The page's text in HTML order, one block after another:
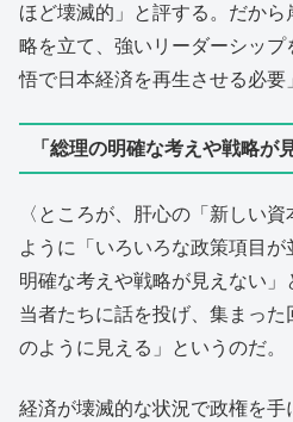
ほど壊滅的」と評する。だか
略を立て、強いリーダーシッ
悟で日本経済を再生させる必要
「総理の明確な考えや戦略が
〈ところが、肝心の「新しい
ように「いろいろな政策項目
明確な考えや戦略が見えない
当者たちに話を投げ、集まっ
のように見える」というのだ。
経済が壊滅的な状況で政権を